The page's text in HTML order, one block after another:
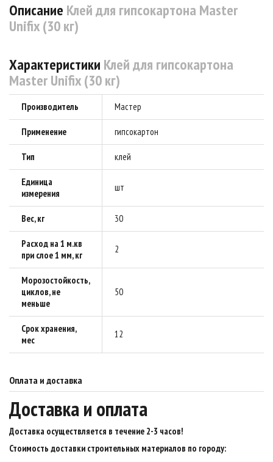
Описание Клей для гипсокартона Master
Unifix (30 кг)
Характеристики Клей для гипсокартона
Master Unifix (30 кг)
Производитель Мастер
Применение гипсокартон
Тип клей
Единица
измерения
шт
Вес, кг 30
Расход на 1 м.кв
при слое 1 мм, кг
2
Морозостойкость,
циклов, не
меньше
50
Срок хранения,
мес
12
Оплата и доставка
Доставка и оплата
Доставка осуществляется в течение 2-3 часов!
Стоимость доставки строительных материалов по городу: